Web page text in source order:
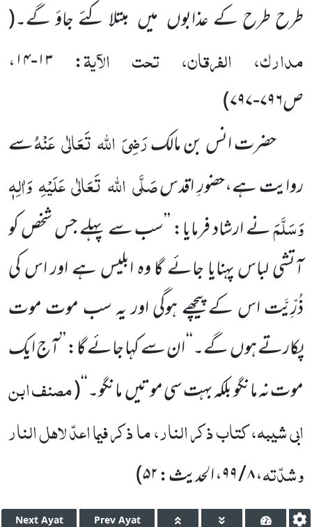
طرح طرح کے عذابوں میں مبتلا کئے جاؤ گے۔(
مدارک، الفرقان، تحت الآیۃ
: ۱۳-۱۴،
ص۷۹۶-۷۹۷
)
حضرت انس بن مالکرَضِیَ اللہتَعَالٰیعَنْہُسے
روایت ہے،حضورِ اقدسصَلَّی اللہتَعَالٰیعَلَیْہِوَاٰلِہٖ
وَسَلَّمَنے ارشاد فرمایا: ’’سب سے پہلے جس شخص کو
آتشی لباس پہنایا جائے گا وہ ابلیس ہے اور اس کی
ذُرِّیَّت اس کے پیچھے ہوگی اور یہ سب موت موت
پکارتے ہوںگے۔‘‘ ان سے کہا جائے گا: ’’آج ایک
موت نہ مانگو بلکہ بہت سی موتیںمانگو۔‘‘(مصنف ابن
ابی شیبہ، کتاب ذکر النار، ما ذکر فیما اعدّ لاہل النار
وشدّتہ، ۸ / ۹۹، الحدیث: ۵۲ )
Next Ayat Prev Ayat